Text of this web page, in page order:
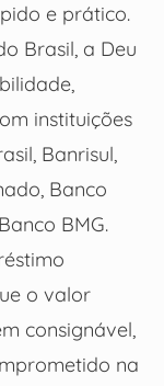
e prático.
Brasil, a Deu
instituições
Banrisul,
Banco
BMG.
o valor
consignável,
na